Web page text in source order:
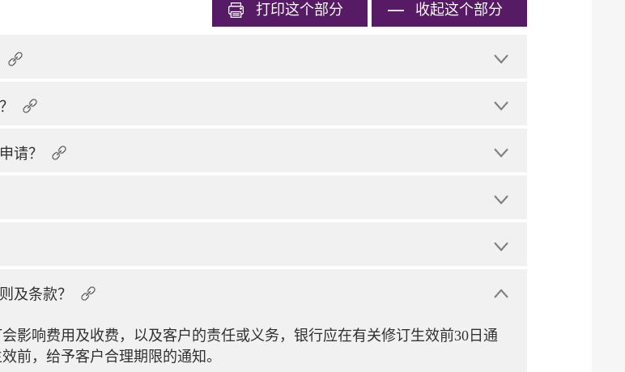
打印这个部分 收起这个部分
请？
及条款？
影响费用及收费，以及客户的责任或义务，银行应在有关修订生效前30日通
前，给予客户合理期限的通知。